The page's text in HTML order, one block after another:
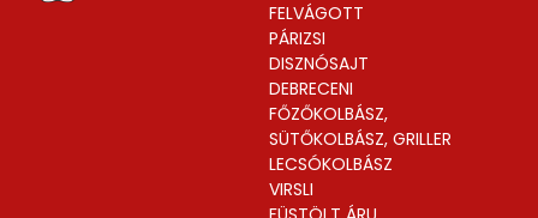
FELVÁGOTT
PÁRIZSI
DISZNÓSAJT
DEBRECENI
FŐZŐKOLBÁSZ,
SÜTŐKOLBÁSZ, GRILLER
LECSÓKOLBÁSZ
VIRSLI